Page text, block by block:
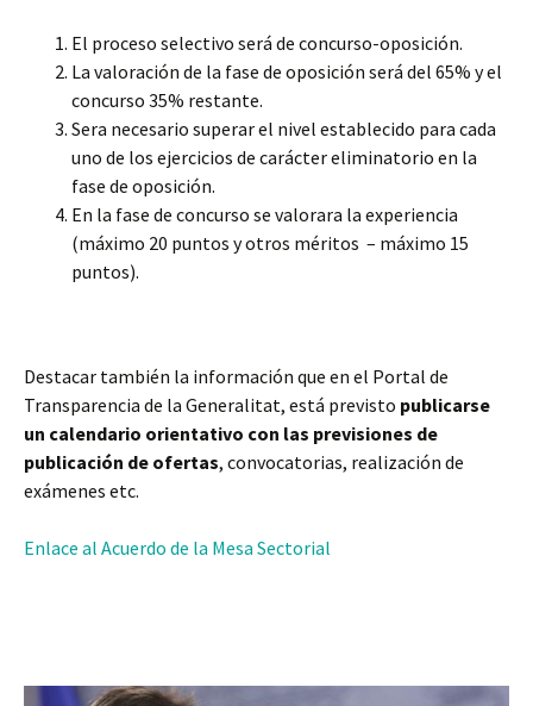
El proceso selectivo será de concurso-oposición.
La valoración de la fase de oposición será del 65% y el
concurso 35% restante.
Sera necesario superar el nivel establecido para cada
uno de los ejercicios de carácter eliminatorio en la
fase de oposición.
En la fase de concurso se valorara la experiencia
(máximo 20 puntos y otros méritos – máximo 15
puntos).
Destacar también la información que en el Portal de
Transparencia de la Generalitat, está previsto publicarse
un calendario orientativo con las previsiones de
publicación de ofertas, convocatorias, realización de
exámenes etc.
Enlace al Acuerdo de la Mesa Sectorial